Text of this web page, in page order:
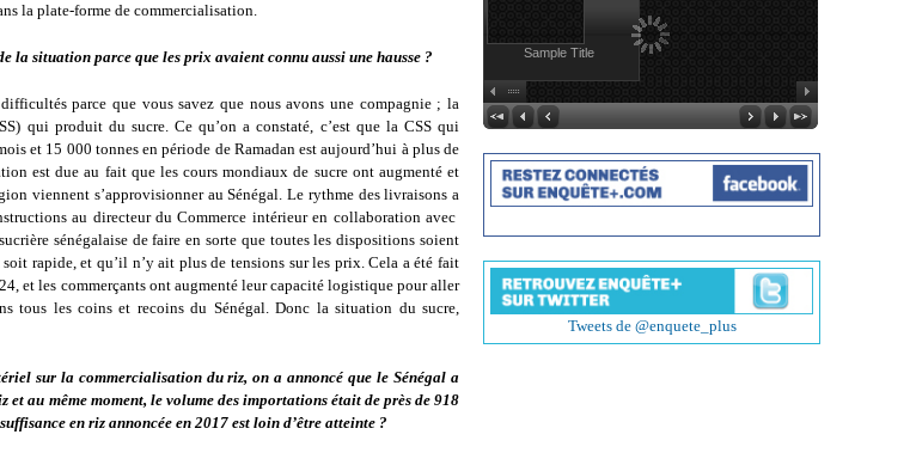
la plate-forme de commercialisation.
la situation parce que les prix avaient connu aussi une hausse ?
parce que vous savez que nous avons une compagnie ; la
qui produit du sucre. Ce qu’on a constaté, c’est que la CSS qui
et 15 000 tonnes en période de Ramadan est aujourd’hui à plus de
est due au fait que les cours mondiaux de sucre ont augmenté et
viennent s’approvisionner au Sénégal. Le rythme des livraisons a
au directeur du Commerce intérieur en collaboration avec
sénégalaise de faire en sorte que toutes les dispositions soient
rapide, et qu’il n’y ait plus de tensions sur les prix. Cela a été fait
et les commerçants ont augmenté leur capacité logistique pour aller
tous les coins et recoins du Sénégal. Donc la situation du sucre,
sur la commercialisation du riz, on a annoncé que le Sénégal a
et au même moment, le volume des importations était de près de 918
en riz annoncée en 2017 est loin d’être atteinte ?
Sample Title
Tweets de @enquete_plus